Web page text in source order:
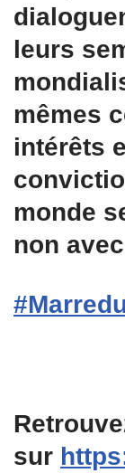
leurs
mêmes
intérêts
mоndе
nоn
sur